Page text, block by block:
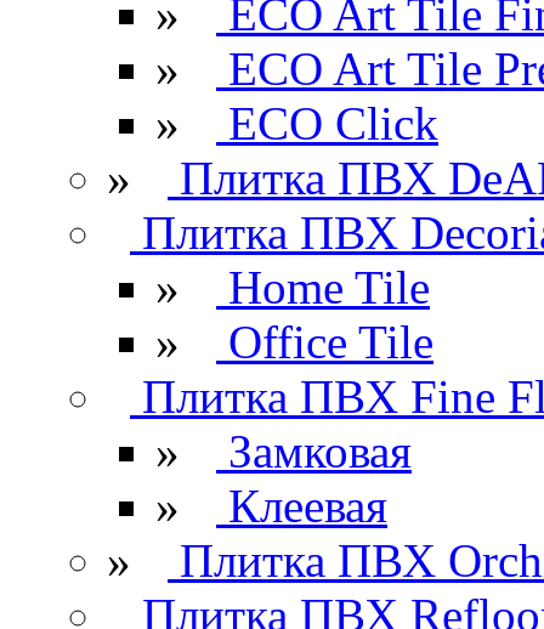
»
ECO Art Tile
»
ECO Art Tile
»
ECO Click
»
Плитка ПВХ
Плитка ПВХ
»
Home Tile
»
Office Tile
Плитка ПВХ Fine
»
Замковая
»
Клеевая
»
Плитка ПВХ
Плитка ПВХ